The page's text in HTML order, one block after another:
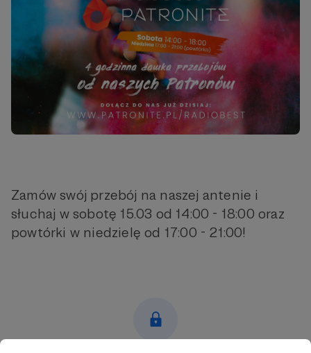
Zamów swój przebój na naszej antenie i
słuchaj w sobotę 15.03 od 14:00 - 18:00 oraz
powtórki w niedzielę od 17:00 - 21:00!